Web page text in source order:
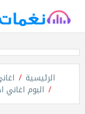
الرئيسية
البوم اغاني